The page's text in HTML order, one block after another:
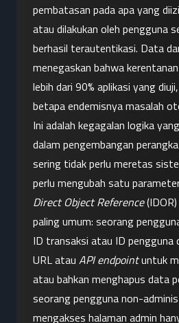
pembatasan pada apa yang
atau dilakukan oleh pengguna
berhasil terautentikasi. Data
menegaskan bahwa
lebih dari 90% aplikasi yang
betapa endemisnya masalah
Ini adalah kegagalan logika
dalam pengembangan
sering tidak perlu meretas
perlu mengubah satu
Direct Object Reference
paling umum: seorang
ID transaksi atau ID pengguna
URL atau API endpoint untuk
atau bahkan menghapus data
seorang pengguna non-
mengakses halaman admin